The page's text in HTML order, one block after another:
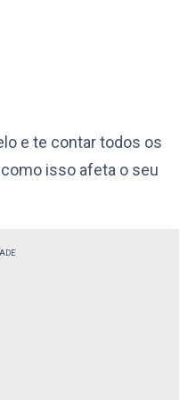
e te contar todos os
isso afeta o seu